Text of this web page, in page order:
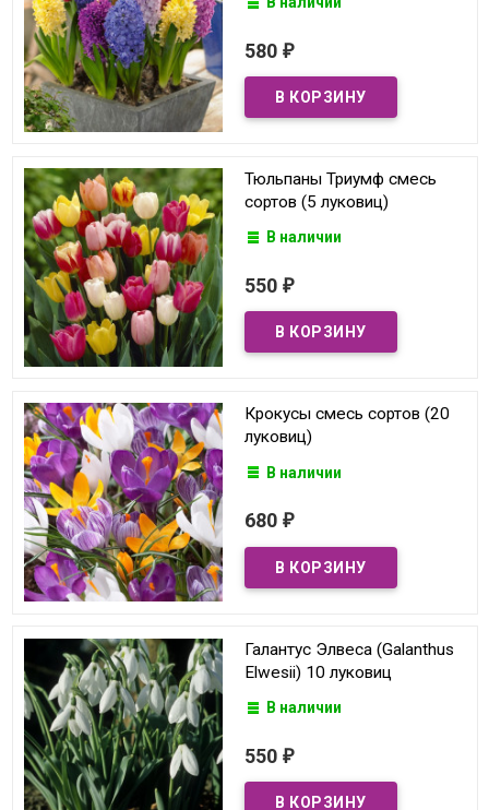
580 ₽
Тюльпаны Триумф смесь
сортов (5 луковиц)
В наличии
550 ₽
Крокусы смесь сортов (20
луковиц)
В наличии
680 ₽
Галантус Элвеса (Galanthus
Elwesii) 10 луковиц
В наличии
550 ₽